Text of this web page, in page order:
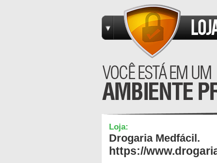
Loja:
Drogaria Medfácil.
https://